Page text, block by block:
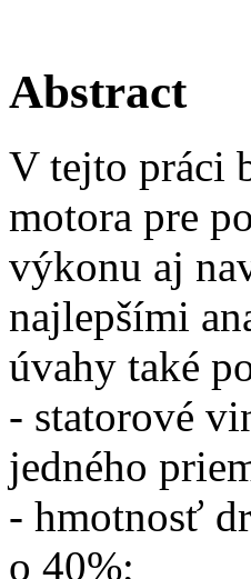
Abstract
V tejto práci
motora pre
výkonu aj
najlepšími
úvahy také
- statorové
jedného
- hmotnosť
o 40%;